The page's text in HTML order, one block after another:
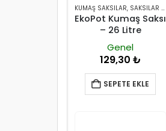
KUMAŞ SAKSILAR, SAKSILAR VE YETIŞTIRME SISTEMLERI
EkoPot Kumaş Saksı
– 26 Litre
Genel
129,30₺
SEPETE EKLE